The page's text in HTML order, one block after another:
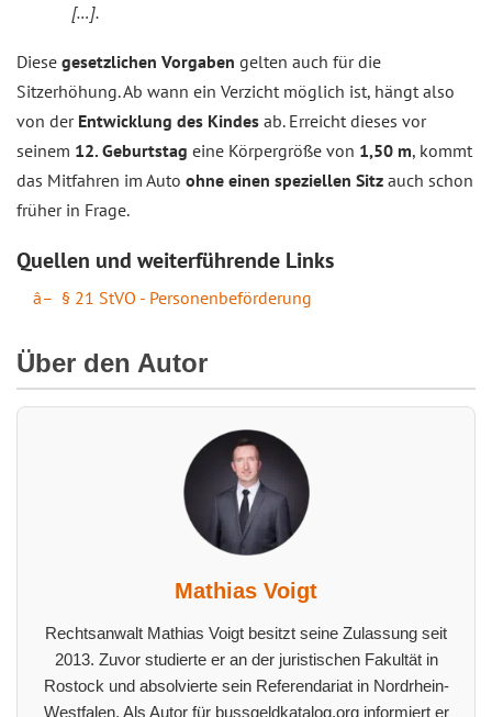
[…].
Diese gesetzlichen Vorgaben gelten auch für die
Sitzerhöhung. Ab wann ein Verzicht möglich ist, hängt also
von der Entwicklung des Kindes ab. Erreicht dieses vor
seinem 12. Geburtstag eine Körpergröße von 1,50 m, kommt
das Mitfahren im Auto ohne einen speziellen Sitz auch schon
früher in Frage.
Quellen und weiterführende Links
§ 21 StVO - Personenbeförderung
Über den Autor
Mathias Voigt
Rechtsanwalt Mathias Voigt besitzt seine Zulassung seit
2013. Zuvor studierte er an der juristischen Fakultät in
Rostock und absolvierte sein Referendariat in Nordrhein-
Westfalen. Als Autor für bussgeldkatalog.org informiert er